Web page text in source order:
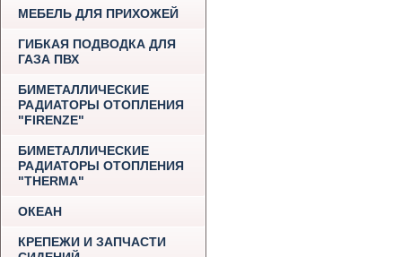
МЕБЕЛЬ ДЛЯ ПРИХОЖЕЙ
ГИБКАЯ ПОДВОДКА ДЛЯ
ГАЗА ПВХ
БИМЕТАЛЛИЧЕСКИЕ
РАДИАТОРЫ ОТОПЛЕНИЯ
"FIRENZE"
БИМЕТАЛЛИЧЕСКИЕ
РАДИАТОРЫ ОТОПЛЕНИЯ
"THERMA"
ОКЕАН
КРЕПЕЖИ И ЗАПЧАСТИ